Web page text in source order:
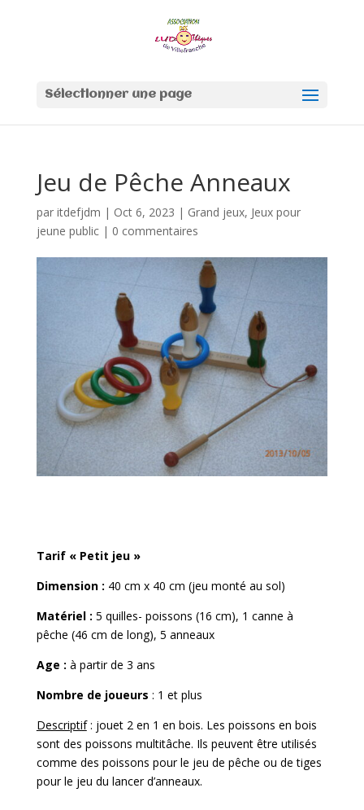
Sélectionner une page
Jeu de Pêche Anneaux
par itdefjdm | Oct 6, 2023 | Grand jeux, Jeux pour
jeune public| 0 commentaires
Tarif « Petit jeu »
Dimension : 40 cm x 40 cm (jeu monté au sol)
Matériel : 5 quilles- poissons (16 cm), 1 canne à
pêche (46 cm de long), 5 anneaux
Age : à partir de 3 ans
Nombre de joueurs : 1 et plus
Descriptif: jouet 2 en 1 en bois. Les poissons en bois
sont des poissons multitâche. Ils peuvent être utilisés
comme des poissons pour le jeu de pêche ou de tiges
pour le jeu du lancer d’anneaux.